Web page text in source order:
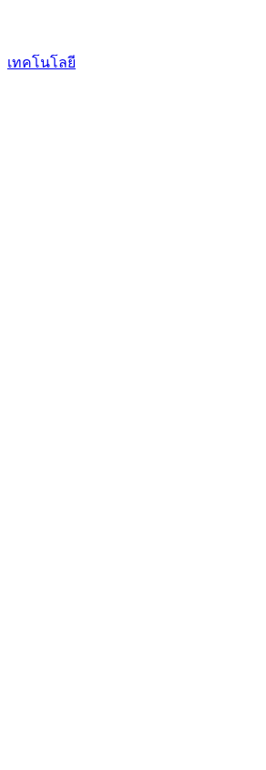
เทคโนโลยี